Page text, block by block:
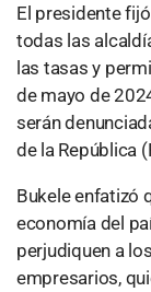
El presidente
todas las
las tasas y
de mayo de
serán
de la República
Bukele enfatizó
economía del
perjudiquen a
empresarios,